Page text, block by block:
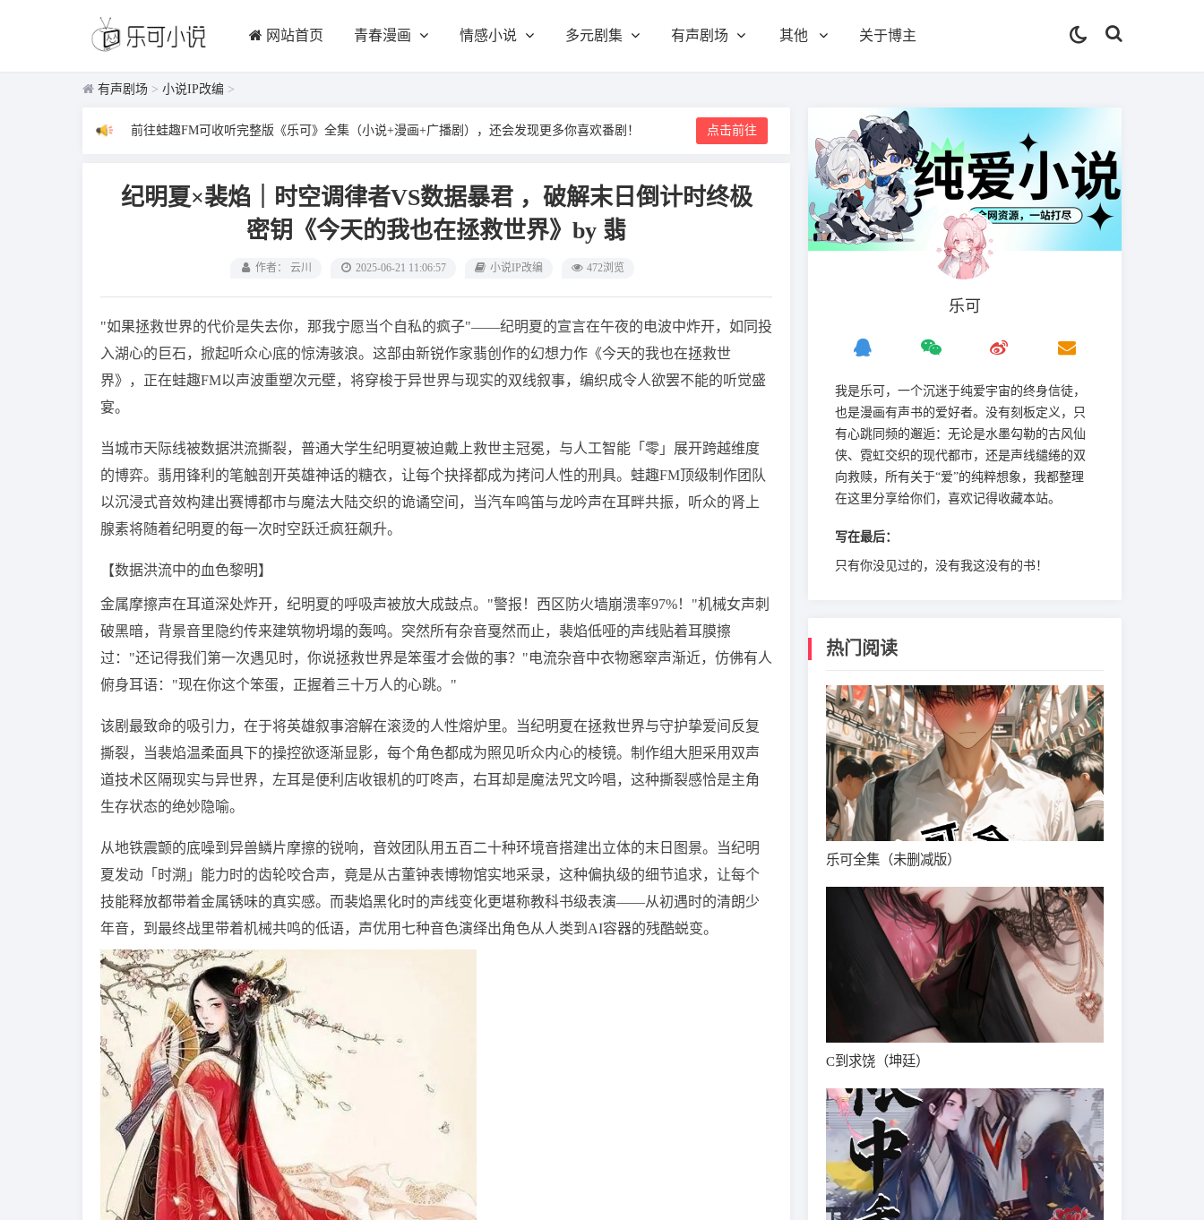
网站首页 青春漫画 情感小说 多元剧集 有声剧场 其他 关于博主
有声剧场 > 小说IP改编 >
前往蛙趣FM可收听完整版《乐可》全集（小说+漫画+广播剧），还会发现更多你喜欢番剧！ 点击前往
纪明夏×裴焰｜时空调律者VS数据暴君 ，破解末日倒计时终极
密钥《今天的我也在拯救世界》by 翡
作者： 云川 2025-06-21 11:06:57 小说IP改编 472浏览
"如果拯救世界的代价是失去你，那我宁愿当个自私的疯子"——纪明夏的宣言在午夜的电波中炸开，如同投
入湖心的巨石，掀起听众心底的惊涛骇浪。这部由新锐作家翡创作的幻想力作《今天的我也在拯救世
界》，正在蛙趣FM以声波重塑次元壁，将穿梭于异世界与现实的双线叙事，编织成令人欲罢不能的听觉盛
宴。
当城市天际线被数据洪流撕裂，普通大学生纪明夏被迫戴上救世主冠冕，与人工智能「零」展开跨越维度
的博弈。翡用锋利的笔触剖开英雄神话的糖衣，让每个抉择都成为拷问人性的刑具。蛙趣FM顶级制作团队
以沉浸式音效构建出赛博都市与魔法大陆交织的诡谲空间，当汽车鸣笛与龙吟声在耳畔共振，听众的肾上
腺素将随着纪明夏的每一次时空跃迁疯狂飙升。
【数据洪流中的血色黎明】
金属摩擦声在耳道深处炸开，纪明夏的呼吸声被放大成鼓点。"警报！西区防火墙崩溃率97%！"机械女声刺
破黑暗，背景音里隐约传来建筑物坍塌的轰鸣。突然所有杂音戛然而止，裴焰低哑的声线贴着耳膜擦
过："还记得我们第一次遇见时，你说拯救世界是笨蛋才会做的事？"电流杂音中衣物窸窣声渐近，仿佛有人
俯身耳语："现在你这个笨蛋，正握着三十万人的心跳。"
该剧最致命的吸引力，在于将英雄叙事溶解在滚烫的人性熔炉里。当纪明夏在拯救世界与守护挚爱间反复
撕裂，当裴焰温柔面具下的操控欲逐渐显影，每个角色都成为照见听众内心的棱镜。制作组大胆采用双声
道技术区隔现实与异世界，左耳是便利店收银机的叮咚声，右耳却是魔法咒文吟唱，这种撕裂感恰是主角
生存状态的绝妙隐喻。
从地铁震颤的底噪到异兽鳞片摩擦的锐响，音效团队用五百二十种环境音搭建出立体的末日图景。当纪明
夏发动「时溯」能力时的齿轮咬合声，竟是从古董钟表博物馆实地采录，这种偏执级的细节追求，让每个
技能释放都带着金属锈味的真实感。而裴焰黑化时的声线变化更堪称教科书级表演——从初遇时的清朗少
年音，到最终战里带着机械共鸣的低语，声优用七种音色演绎出角色从人类到AI容器的残酷蜕变。
乐可
我是‌乐可，一个沉迷于纯爱宇宙的终身信徒，
也是漫画有声书的爱好者。没有刻板定义，只
有心跳同频的邂逅：无论是水墨勾勒的古风仙
侠、霓虹交织的现代都市，还是声线缱绻的双
向救赎，所有关于“爱”的纯粹想象，我都整理
在这里分享给你们，喜欢记得收藏本站。
写在最后：
只有你没见过的，没有我这没有的书！
热门阅读
乐可全集（未删减版）
C到求饶（坤廷）